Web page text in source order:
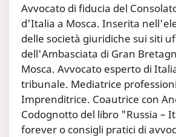
Avvocato di fiducia del
d'Italia a Mosca. Inserita
delle società giuridiche sui siti
dell'Ambasciata di Gran
Mosca. Avvocato esperto di
tribunale. Mediatrice
Imprenditrice. Coautrice con
Codognotto del libro "Russia –
forever o consigli pratici di